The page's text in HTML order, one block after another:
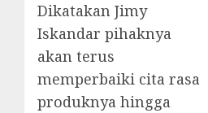
Dikatakan Jimy
Iskandar pihaknya
akan terus
memperbaiki cita rasa
produknya hingga